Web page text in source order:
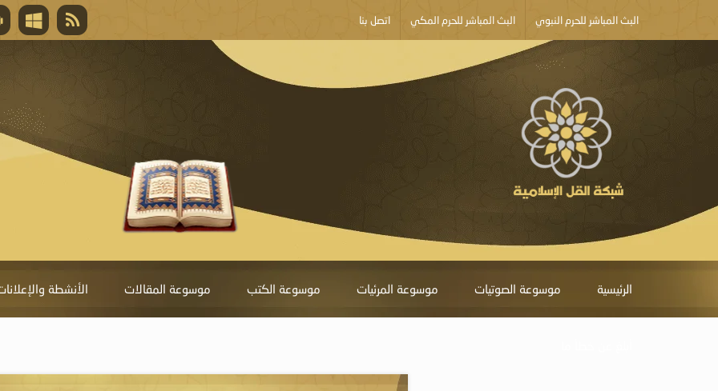
البث المباشر للحرم النبوي البث المباشر للحرم المكي اتصل بنا
قال تعالى
المغفرة لأنها أغلى جائزة، وهي مفتاح باب
الرئيسية موسوعة الصوتيات موسوعة المرئيات موسوعة الكتب موسوعة المقالات الأنشطة